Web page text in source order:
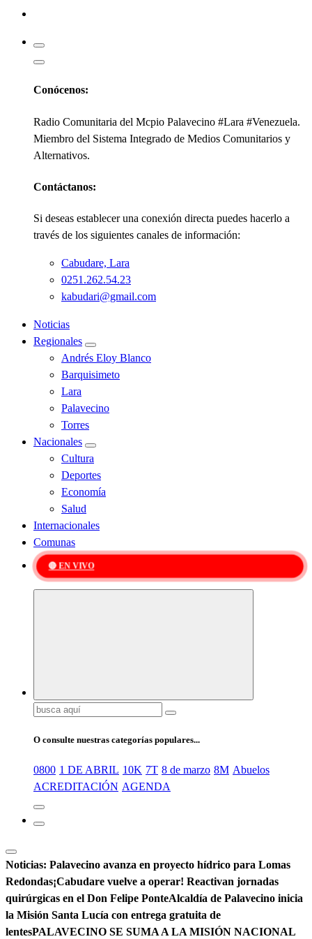
Kabudari
Conócenos:
Radio Comunitaria del Mcpio Palavecino #Lara #Venezuela.
Miembro del Sistema Integrado de Medios Comunitarios y
Alternativos.
Contáctanos:
Si deseas establecer una conexión directa puedes hacerlo a
través de los siguientes canales de información:
Cabudare, Lara
0251.262.54.23
kabudari@gmail.com
Noticias
Regionales
Andrés Eloy Blanco
Barquisimeto
Lara
Palavecino
Torres
Nacionales
Cultura
Deportes
Economía
Salud
Internacionales
Comunas
🔴 EN VIVO
Buscar:
O consulte nuestras categorías populares...
0800 1 DE ABRIL 10K 7T 8 de marzo 8M Abuelos
ACREDITACIÓN AGENDA
Noticias: Palavecino avanza en proyecto hídrico para Lomas
Redondas¡Cabudare vuelve a operar! Reactivan jornadas
quirúrgicas en el Don Felipe PonteAlcaldía de Palavecino inicia
la Misión Santa Lucía con entrega gratuita de
lentesPALAVECINO SE SUMA A LA MISIÓN NACIONAL